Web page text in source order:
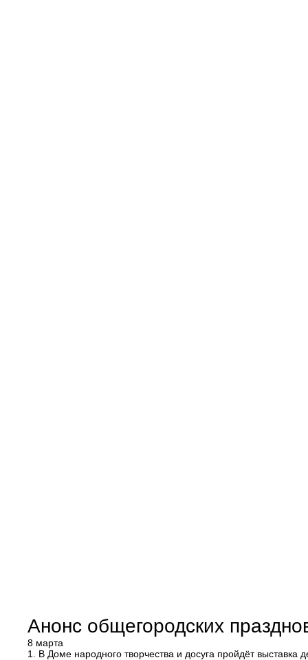
Анонс общегородских
8 марта
1. В Доме народного творчества и досуга пройдёт